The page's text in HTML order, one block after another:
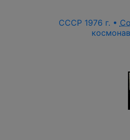
СССР 1976 г. •